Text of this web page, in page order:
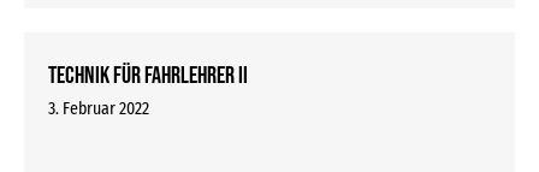
Technik für Fahrlehrer II
3. Februar 2022